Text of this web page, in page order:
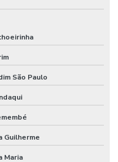
São Paulo
Guilherme
Maria